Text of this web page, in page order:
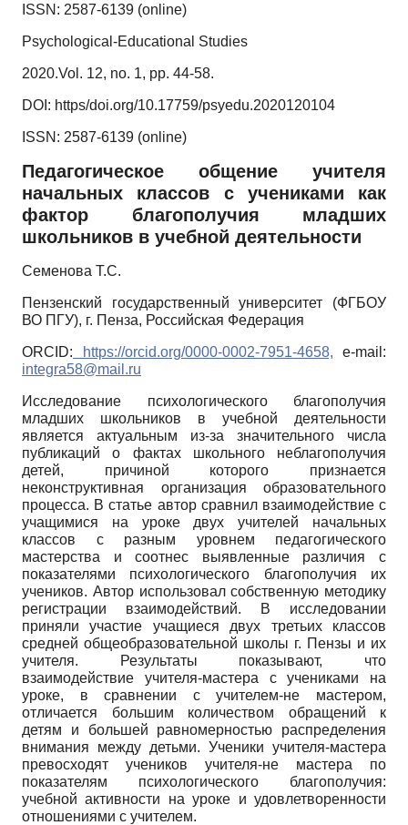
ISSN: 2587-6139 (online)
Psychological-Educational Studies
2020.Vol. 12, no. 1, pp. 44-58.
DOI: https/doi.org/10.17759/psyedu.2020120104
ISSN : 2587-6139 (online)
Педагогическое общение учителя
начальных классов с учениками как
фактор благополучия младших
школьников в учебной деятельности
Семенова Т.С.
Пензенский государственный университет (ФГБОУ
ВО ПГУ), г. Пенза, Российская Федерация
ORCID: https://orcid.org/0000-0002-7951-4658, e-mail:
integra58@mail.ru
Исследование психологического благополучия
младших школьников в учебной деятельности
является актуальным из-за значительного числа
публикаций о фактах школьного неблагополучия
детей, причиной которого признается
неконструктивная организация образовательного
процесса. В статье автор сравнил взаимодействие с
учащимися на уроке двух учителей начальных
классов с разным уровнем педагогического
мастерства и соотнес выявленные различия с
показателями психологического благополучия их
учеников. Автор использовал собственную методику
регистрации взаимодействий. В исследовании
приняли участие учащиеся двух третьих классов
средней общеобразовательной школы г. Пензы и их
учителя. Результаты показывают, что
взаимодействие учителя-мастера с учениками на
уроке, в сравнении с учителем-не мастером,
отличается большим количеством обращений к
детям и большей равномерностью распределения
внимания между детьми. Ученики учителя-мастера
превосходят учеников учителя-не мастера по
показателям психологического благополучия:
учебной активности на уроке и удовлетворенности
отношениями с учителем.